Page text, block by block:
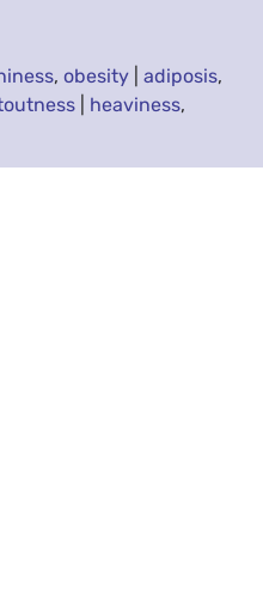
, obesity| adiposis,
| heaviness,